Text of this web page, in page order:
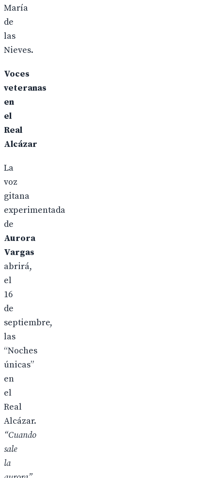
María
de
las
Nieves.
Voces
veteranas
en
el
Real
Alcázar
La
voz
gitana
experimentada
de
Aurora
Vargas
abrirá,
el
16
de
septiembre,
las
“Noches
únicas”
en
el
Real
Alcázar.
“Cuando
sale
la